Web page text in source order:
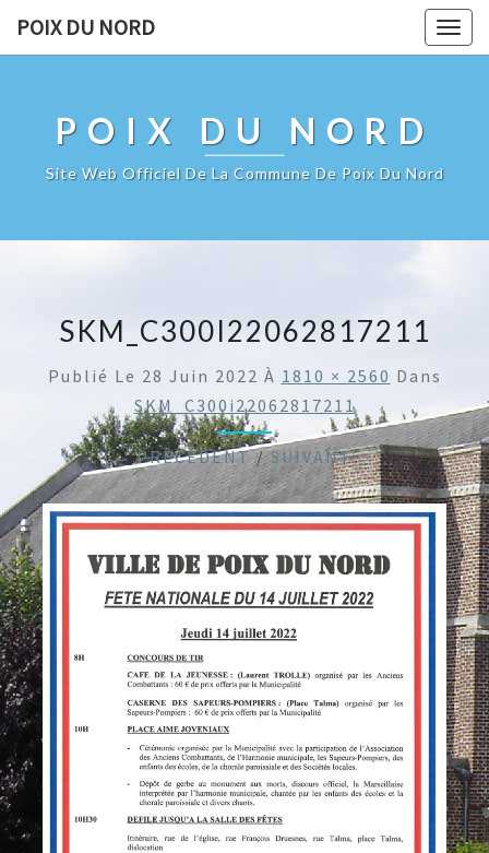
POIX DU NORD
POIX DU NORD
Site Web Officiel De La Commune De Poix Du Nord
SKM_C300I22062817211
Publié Le 28 Juin 2022 À 1810 × 2560 Dans
SKM_C300i22062817211
← PRÉCÉDENT/SUIVANT →